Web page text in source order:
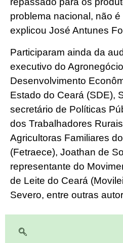
problema nacional, não é
explicou José Antunes
Participaram ainda da
executivo do
Desenvolvimento
Estado do Ceará (SDE),
secretário de Políticas
dos Trabalhadores
Agricultoras Familiares
(Fetraece), Joathan de
representante do
de Leite do Ceará
Severo, entre outras